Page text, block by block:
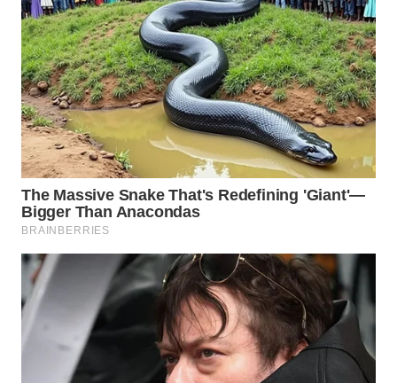
WN
CIREBON
WN
INDRAMAYU
WN
KUNINGAN
WN
MAJALENGKA
WN
SUBANG
WN
SUKABUMI